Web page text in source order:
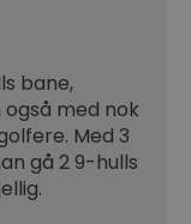
bane,
med nok
Med 3
gå 2 9-hulls